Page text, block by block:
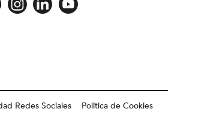
Redes Sociales Politica de Cookies